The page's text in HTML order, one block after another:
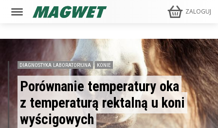
ZALOGUJ
DIAGNOSTYKA LABORATORYJNA KONIE
Porównanie temperatury oka
z temperaturą rektalną u koni
wyścigowych